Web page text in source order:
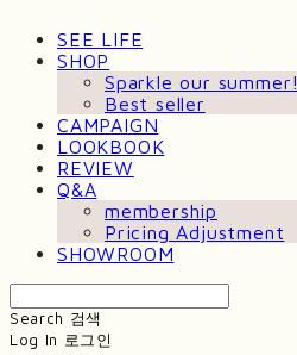
SEE LIFE
SHOP
Sparkle our summer!
Best seller
CAMPAIGN
LOOKBOOK
REVIEW
Q&A
membership
Pricing Adjustment
SHOWROOM
Search 검색
Log In 로그인